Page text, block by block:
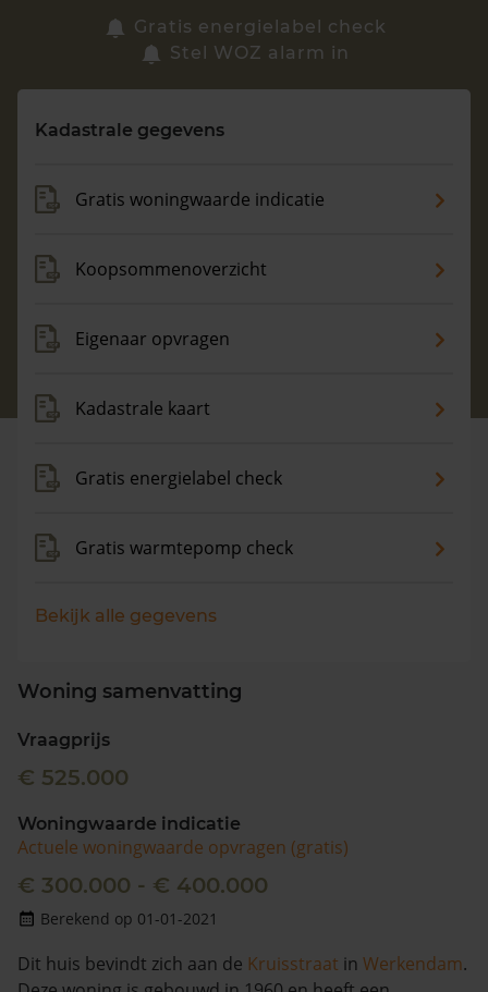
Zoek een woning
Maandag t/m vrijdag - 08:00 -18:00
Gratis energielabel check
Stel WOZ alarm in
Kadastrale gegevens
Gratis woningwaarde indicatie
Koopsommenoverzicht
Eigenaar opvragen
Kadastrale kaart
Gratis energielabel check
Gratis warmtepomp check
Bekijk alle gegevens
Woning samenvatting
Vraagprijs
€ 525.000
Woningwaarde indicatie
Actuele woningwaarde opvragen (gratis)
€ 300.000 - € 400.000
Berekend op 01-01-2021
Dit huis bevindt zich aan de Kruisstraat in Werkendam.